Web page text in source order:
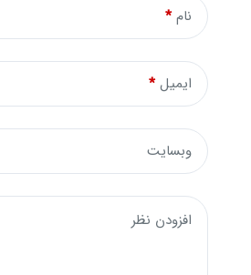
نام*
ایمیل*
وبسایت
افزودن نظر